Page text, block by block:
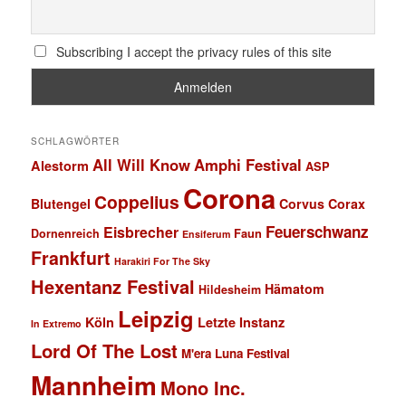
Subscribing I accept the privacy rules of this site
SCHLAGWÖRTER
Alestorm All Will KnowAmphi Festival ASP
Blutengel Coppelius Corona Corvus Corax
Dornenreich Eisbrecher Ensiferum Faun Feuerschwanz
Frankfurt Harakiri For The Sky
Hexentanz Festival Hildesheim Hämatom
In Extremo Köln Leipzig Letzte Instanz
Lord Of The Lost M'era Luna Festival
Mannheim Mono Inc.